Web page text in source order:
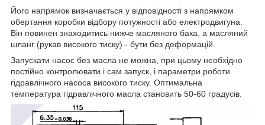
Його напрямок визначається у відповідності з напрямком
обертання коробки відбору потужності або електродвигуна.
Він повинен знаходитись нижче масляного бака, а масляний
шланг (рукав високого тиску) - бути без деформацій.
Запускати насос без масла не можна, при цьому необхідно
постійно контролювати і сам запуск, і параметри роботи
гідравлічного насоса високого тиску. Оптимальна
температура гідравлічного масла становить 50-60 градусів.